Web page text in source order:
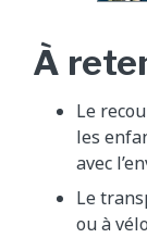
À
Le
les
avec
Le
ou à